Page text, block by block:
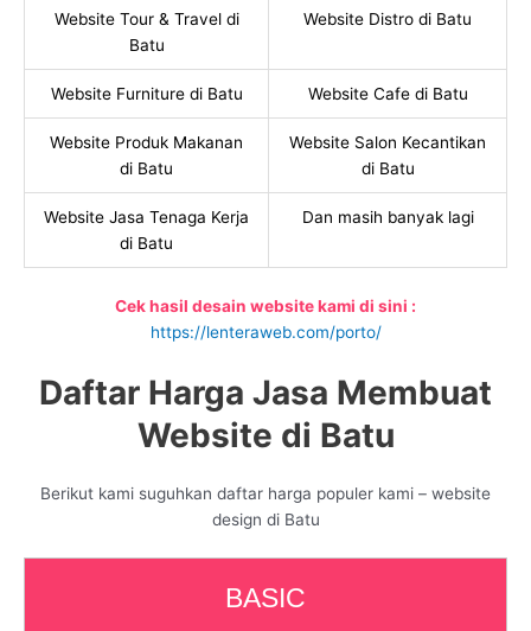
Website Tour & Travel di
Batu
Website Distro di Batu
Website Furniture di Batu Website Cafe di Batu
Website Produk Makanan
di Batu
Website Salon Kecantikan
di Batu
Website Jasa Tenaga Kerja
di Batu
Dan masih banyak lagi
Cek hasil desain website kami di sini :
https://lenteraweb.com/porto/
Daftar Harga Jasa Membuat
Website di Batu
Berikut kami suguhkan daftar harga populer kami – website
design di Batu
BASIC